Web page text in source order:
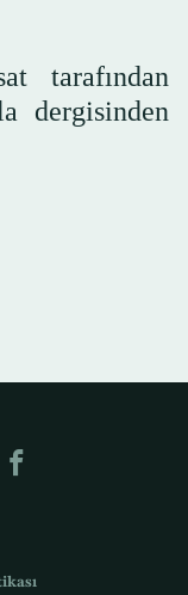
tarafından
dergisinden